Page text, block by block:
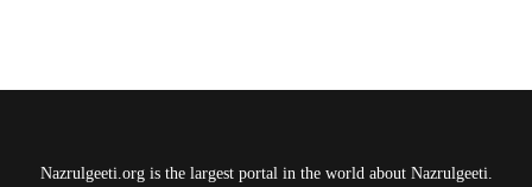
Nazrulgeeti.org is the largest portal in the world about Nazrulgeeti.